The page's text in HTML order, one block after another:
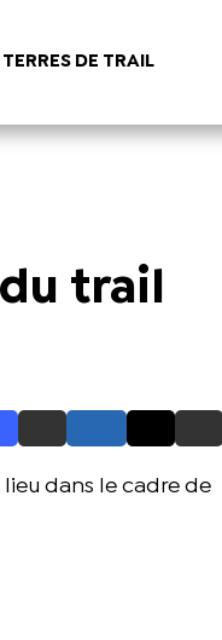
TERRES DE TRAIL
trail
lieu dans le cadre de